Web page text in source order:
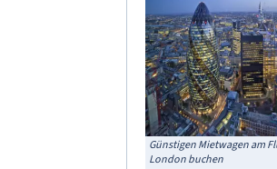
Günstigen Mietwagen am
London buchen